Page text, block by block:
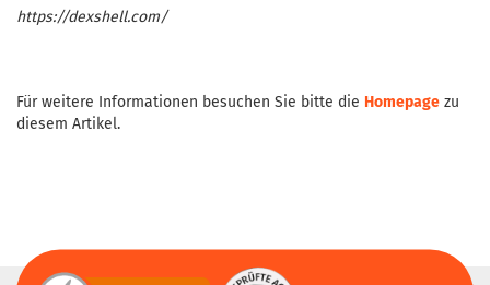
https://dexshell.com/
Für weitere Informationen besuchen Sie bitte die Homepage zu
diesem Artikel.